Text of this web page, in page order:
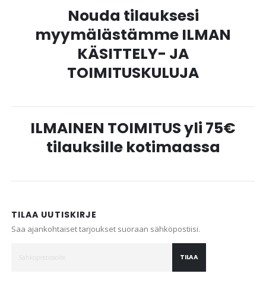
Nouda tilauksesi
myymälästämme ILMAN
KÄSITTELY- JA
TOIMITUSKULUJA
ILMAINEN TOIMITUS yli 75€
tilauksille kotimaassa
TILAA UUTISKIRJE
Saa ajankohtaiset tarjoukset suoraan sähköpostiisi.
TILAA